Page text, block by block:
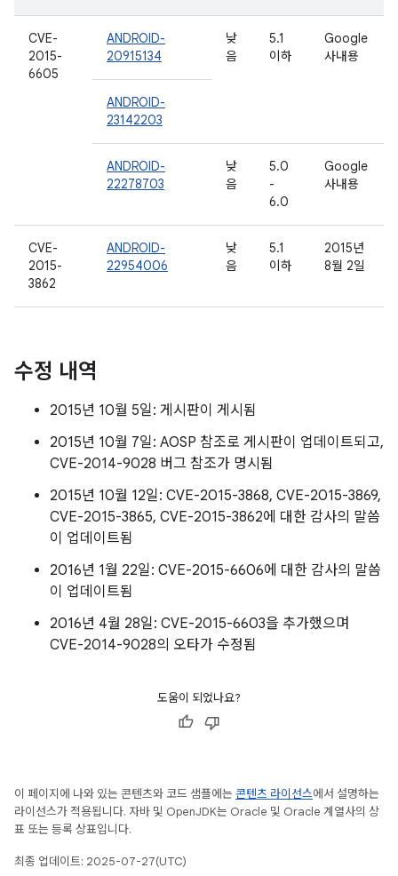
CVE-
2015-
6605
ANDROID-
20915134
낮
음
5.1
이하
Google
사내용
ANDROID-
23142203
ANDROID-
22278703
낮
음
5.0
-
6.0
Google
사내용
CVE-
2015-
3862
ANDROID-
22954006
낮
음
5.1
이하
2015년
8월 2일
수정 내역
2015년 10월 5일: 게시판이 게시됨
2015년 10월 7일: AOSP 참조로 게시판이 업데이트되고,
CVE-2014-9028 버그 참조가 명시됨
2015년 10월 12일: CVE-2015-3868, CVE-2015-3869,
CVE-2015-3865, CVE-2015-3862에 대한 감사의 말씀
이 업데이트됨
2016년 1월 22일: CVE-2015-6606에 대한 감사의 말씀
이 업데이트됨
2016년 4월 28일: CVE-2015-6603을 추가했으며
CVE-2014-9028의 오타가 수정됨
도움이 되었나요?
이 페이지에 나와 있는 콘텐츠와 코드 샘플에는 콘텐츠 라이선스에서 설명하는
라이선스가 적용됩니다. 자바 및 OpenJDK는 Oracle 및 Oracle 계열사의 상
표 또는 등록 상표입니다.
최종 업데이트: 2025-07-27(UTC)